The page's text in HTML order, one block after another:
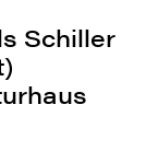
2026
Schiller